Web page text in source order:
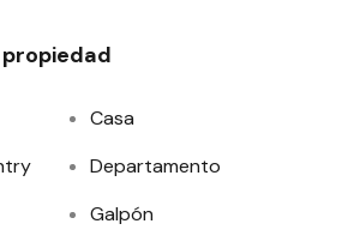
Casa
Departamento
Galpón